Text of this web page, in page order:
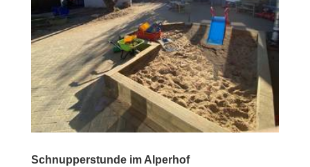
Schnupperstunde im Alperhof